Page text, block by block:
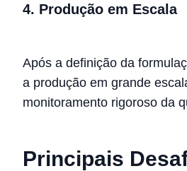
4. Produção em Escala
Após a definição da
a produção em grande
monitoramento rigoroso da
Principais